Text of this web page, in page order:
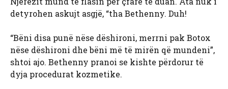
detyrohen askujt asgjë, “tha Bethenny. Duh!
“Bëni disa punë nëse dëshironi, merrni pak Botox
nëse dëshironi dhe bëni më të mirën që mundeni”,
shtoi ajo. Bethenny pranoi se kishte përdorur të
dyja procedurat kozmetike.